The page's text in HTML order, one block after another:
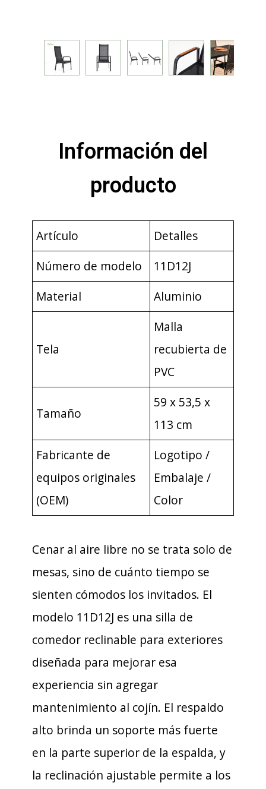
Información del
producto
Artículo
Detalles
Número de modelo
11D12J
Material
Aluminio
Tela
Malla
recubierta de
PVC
Tamaño
59 x 53,5 x
113 cm
Fabricante de
equipos originales
(OEM)
Logotipo /
Embalaje /
Color
Cenar al aire libre no se trata solo de
mesas, sino de cuánto tiempo se
sienten cómodos los invitados. El
modelo 11D12J es una silla de
comedor reclinable para exteriores
diseñada para mejorar esa
experiencia sin agregar
mantenimiento al cojín. El respaldo
alto brinda un soporte más fuerte
en la parte superior de la espalda, y
la reclinación ajustable permite a los